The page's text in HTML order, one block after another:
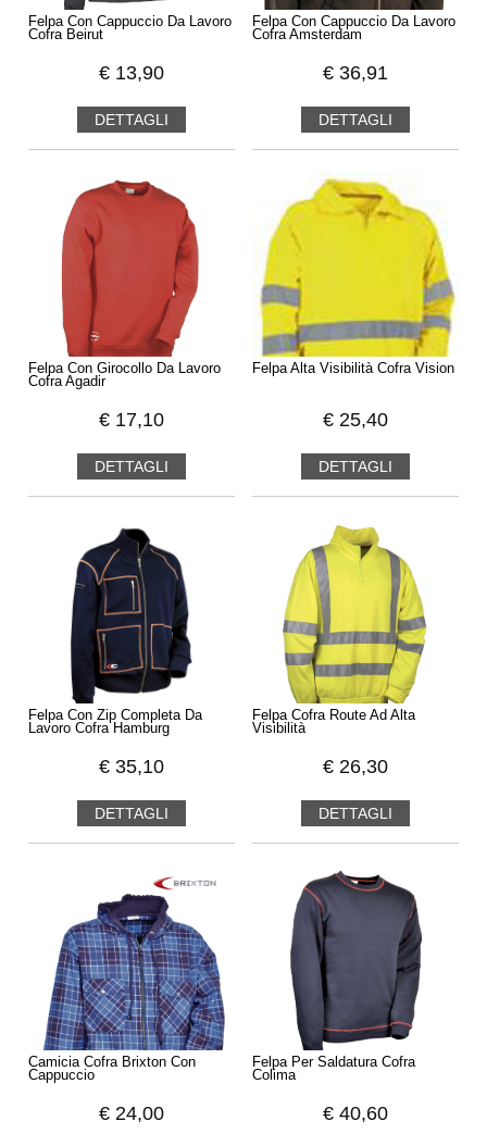
Felpa Con Cappuccio Da Lavoro
Cofra Beirut
€ 13,90
DETTAGLI
Felpa Con Cappuccio Da Lavoro
Cofra Amsterdam
€ 36,91
DETTAGLI
Felpa Con Girocollo Da Lavoro
Cofra Agadir
€ 17,10
DETTAGLI
Felpa Alta Visibilità Cofra Vision
€ 25,40
DETTAGLI
Felpa Con Zip Completa Da
Lavoro Cofra Hamburg
€ 35,10
DETTAGLI
Felpa Cofra Route Ad Alta
Visibilità
€ 26,30
DETTAGLI
Camicia Cofra Brixton Con
Cappuccio
€ 24,00
Felpa Per Saldatura Cofra
Colima
€ 40,60